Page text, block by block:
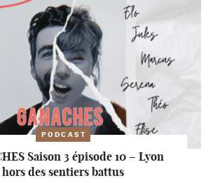
PODCAST
Saison 3 épisode 10 – Lyon
hors des sentiers battus